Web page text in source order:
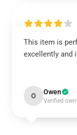
This item is
excellently and
O Owen
Verified